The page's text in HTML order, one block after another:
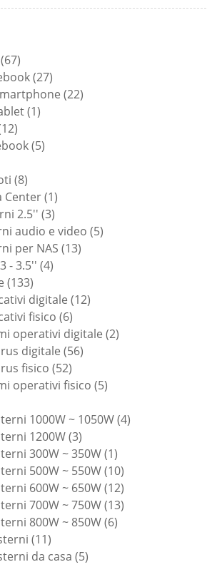
6767
prodotti
2727
prodotti
2222
11
1212
prodotti
55
88
prodotti
Center 11
prodotto
2.5'' 33
prodotti
audio e video 55
per NAS 1313
- 3.5'' 44
133133
prodotti
digitale 1212
fisico 66
prodotti
operativi digitale 22
digitale 5656
fisico 5252
prodotti
operativi fisico 55
1000W ~ 1050W 44
1200W 33
prodotti
300W ~ 350W 11
prodotto
500W ~ 550W 1010
prodotti
600W ~ 650W 1212
prodotti
700W ~ 750W 1313
800W ~ 850W 66
1111
prodotti
da casa 55